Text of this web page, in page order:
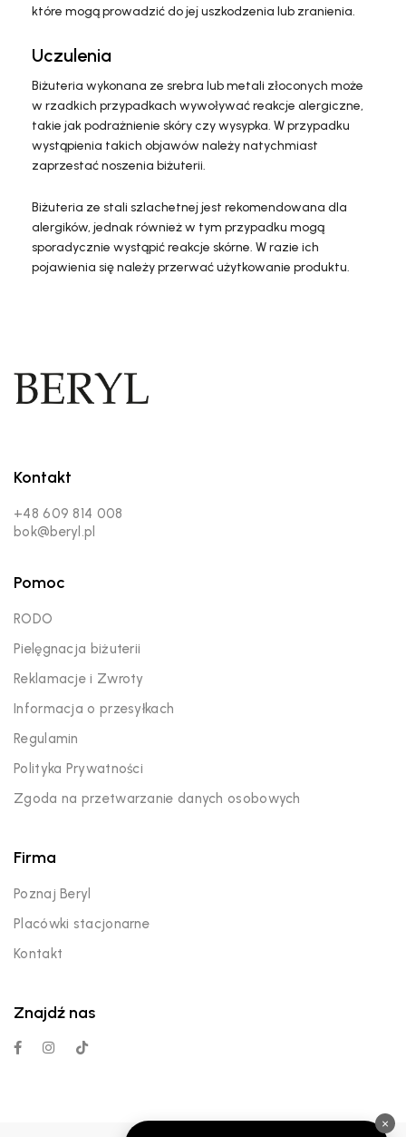
które mogą prowadzić do jej uszkodzenia lub zranienia.
Uczulenia
Biżuteria wykonana ze srebra lub metali złoconych może
w rzadkich przypadkach wywoływać reakcje alergiczne,
takie jak podrażnienie skóry czy wysypka. W przypadku
wystąpienia takich objawów należy natychmiast
zaprzestać noszenia biżuterii.
Biżuteria ze stali szlachetnej jest rekomendowana dla
alergików, jednak również w tym przypadku mogą
sporadycznie wystąpić reakcje skórne. W razie ich
pojawienia się należy przerwać użytkowanie produktu.
Kontakt
+48 609 814 008
bok@beryl.pl
Pomoc
RODO
Pielęgnacja biżuterii
Reklamacje i Zwroty
Informacja o przesyłkach
Regulamin
Polityka Prywatności
Zgoda na przetwarzanie danych osobowych
Firma
Poznaj Beryl
Placówki stacjonarne
Kontakt
Znajdź nas
×